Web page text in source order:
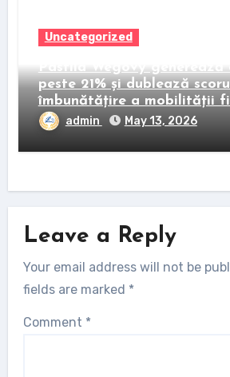
Uncategorized
Pastila Wegovy generează
peste 21% și dublează
îmbunătățire a mobilității
admin May 13, 2026
Leave a Reply
Your email address will not be
fields are marked *
Comment *